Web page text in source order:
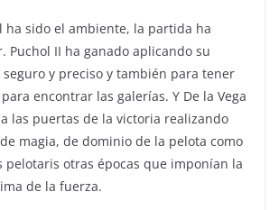
ha sido el ambiente, la partida ha
Puchol II ha ganado aplicando su
seguro y preciso y también para tener
encontrar las galerías. Y De la Vega
las puertas de la victoria realizando
magia, de dominio de la pelota como
pelotaris otras épocas que imponían la
de la fuerza.